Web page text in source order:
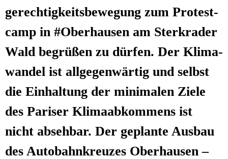
ge­rech­tig­keits­be­we­gung zum Pro­test­
camp in #Ober­hau­sen am Ster­k­ra­der
Wald begrü­ßen zu dür­fen. Der Kli­ma­
wan­del ist all­ge­gen­wär­tig und selbst
die Ein­hal­tung der mini­ma­len Zie­le
des Pari­ser Kli­ma­ab­kom­mens ist
nicht abseh­bar. Der geplan­te Aus­bau
des Auto­bahn­kreu­zes Ober­hau­sen –